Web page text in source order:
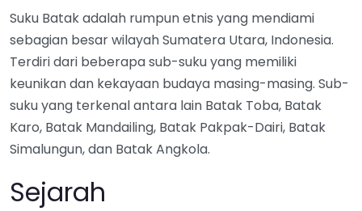
Suku Batak adalah rumpun etnis yang mendiami
sebagian besar wilayah Sumatera Utara, Indonesia.
Terdiri dari beberapa sub-suku yang memiliki
keunikan dan kekayaan budaya masing-masing. Sub-
suku yang terkenal antara lain Batak Toba, Batak
Karo, Batak Mandailing, Batak Pakpak-Dairi, Batak
Simalungun, dan Batak Angkola.
Sejarah